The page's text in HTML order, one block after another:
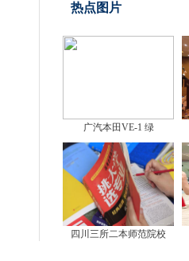
热点图片
广汽本田VE-1 绿
四川三所二本师范院校